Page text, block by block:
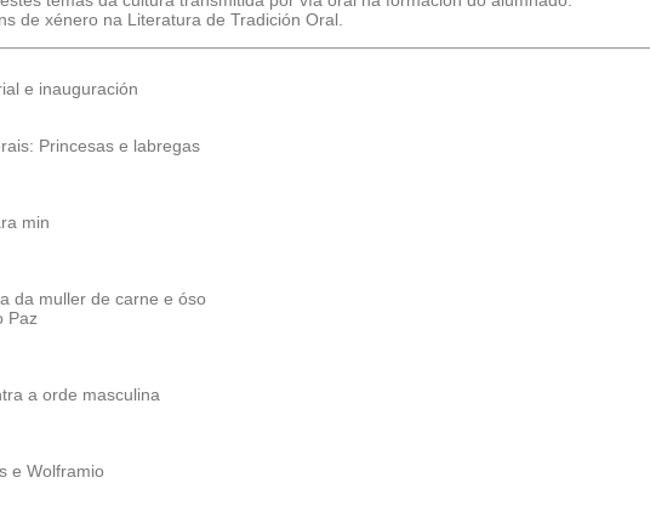
de xénero na Literatura de Tradición Oral.
e inauguración
Princesas e labregas
min
da muller de carne e óso
Paz
a orde masculina
e Wolframio